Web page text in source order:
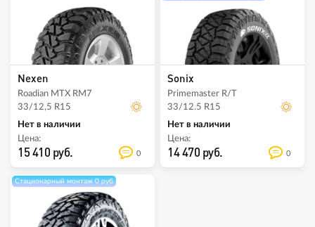
Nexen
Roadian MTX RM7
33/12,5 R15
Нет в наличии
Цена:
15 410 руб. 0
Sonix
Primemaster R/T
33/12.5 R15
Нет в наличии
Цена:
14 470 руб. 0
Стационарный монтаж 0 руб